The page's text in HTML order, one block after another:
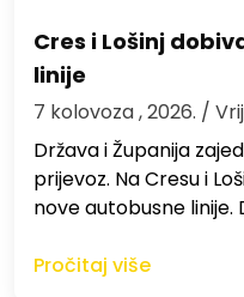
Cres i Lošinj
linije
7 kolovoza , 2026. /
Država i Županija
prijevoz. Na Cresu i
nove autobusne linije.
Pročitaj više